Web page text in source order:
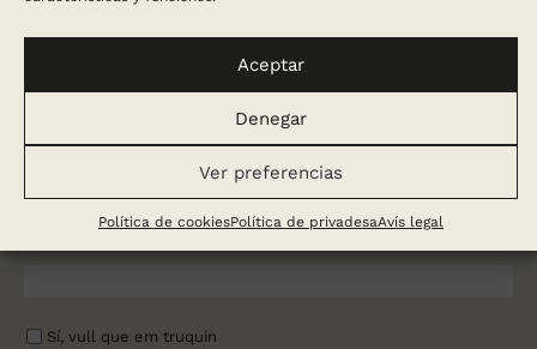
Aceptar
Denegar
Ver preferencias
Política de cookiesPolítica de privadesaAvís legal
*
Sí, vull que em truquin